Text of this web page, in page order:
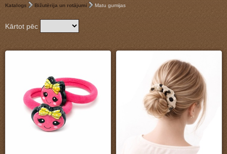
Katalogs Bižutērija un rotājumi Matu gumijas
Kārtot pēc